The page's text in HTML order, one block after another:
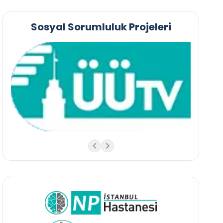
Sosyal Sorumluluk Projeleri